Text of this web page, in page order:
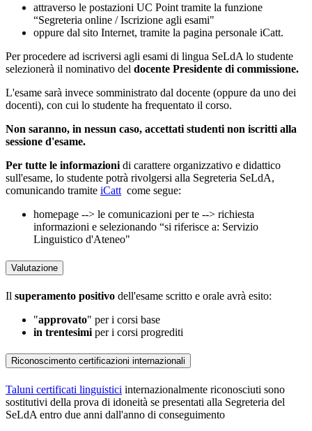
attraverso le postazioni UC Point tramite la funzione
“Segreteria online / Iscrizione agli esami"
oppure dal sito Internet, tramite la pagina personale iCatt.
Per procedere ad iscriversi agli esami di lingua SeLdA lo studente
selezionerà il nominativo del docente Presidente di commissione.
L'esame sarà invece somministrato dal docente (oppure da uno dei
docenti), con cui lo studente ha frequentato il corso.
Non saranno, in nessun caso, accettati studenti non iscritti alla
sessione d'esame.
Per tutte le informazioni di carattere organizzativo e didattico
sull'esame, lo studente potrà rivolgersi alla Segreteria SeLdA,
comunicando tramite iCatt come segue:
homepage --> le comunicazioni per te --> richiesta
informazioni e selezionando “si riferisce a: Servizio
Linguistico d'Ateneo"
Valutazione
Il superamento positivo dell'esame scritto e orale avrà esito:
"approvato" per i corsi base
in trentesimi per i corsi progrediti
Riconoscimento certificazioni internazionali
Taluni certificati linguistici internazionalmente riconosciuti sono
sostitutivi della prova di idoneità se presentati alla Segreteria del
SeLdA entro due anni dall'anno di conseguimento